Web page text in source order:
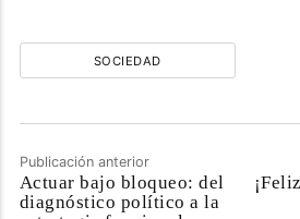
SOCIEDAD
Publicación anterior
Actuar bajo bloqueo: del
diagnóstico político a la